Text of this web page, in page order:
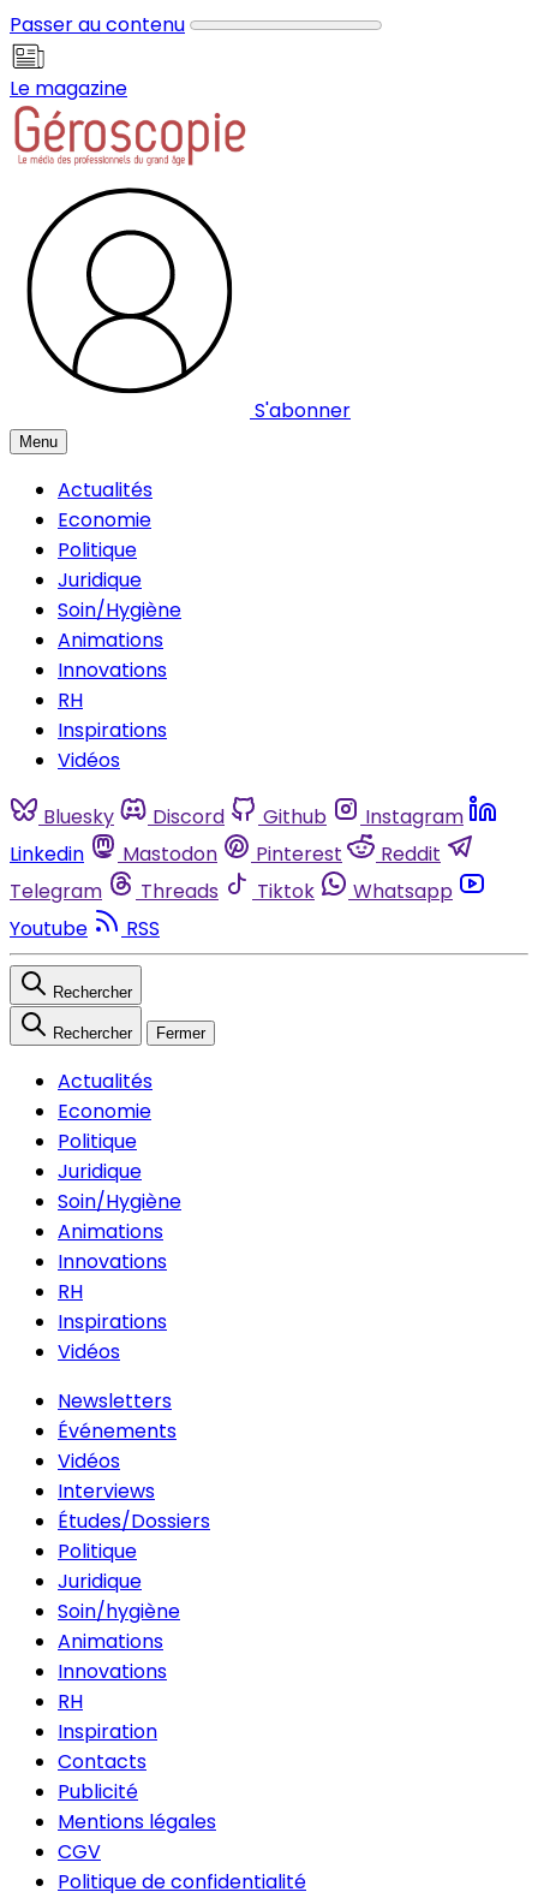
Passer au contenu
Le magazine
S'abonner
Menu
Actualités
Economie
Politique
Juridique
Soin/Hygiène
Animations
Innovations
RH
Inspirations
Vidéos
Bluesky Discord Github
Instagram
Linkedin
Mastodon Pinterest
Reddit
Telegram
Threads Tiktok
Whatsapp
Youtube
RSS
Rechercher
Rechercher Fermer
Actualités
Economie
Politique
Juridique
Soin/Hygiène
Animations
Innovations
RH
Inspirations
Vidéos
Newsletters
Événements
Vidéos
Interviews
Études/Dossiers
Politique
Juridique
Soin/hygiène
Animations
Innovations
RH
Inspiration
Contacts
Publicité
Mentions légales
CGV
Politique de confidentialité
Panneau de gestion des cookies